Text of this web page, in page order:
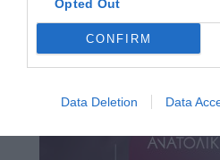
Opted Out
CONFIRM
Data Deletion Data